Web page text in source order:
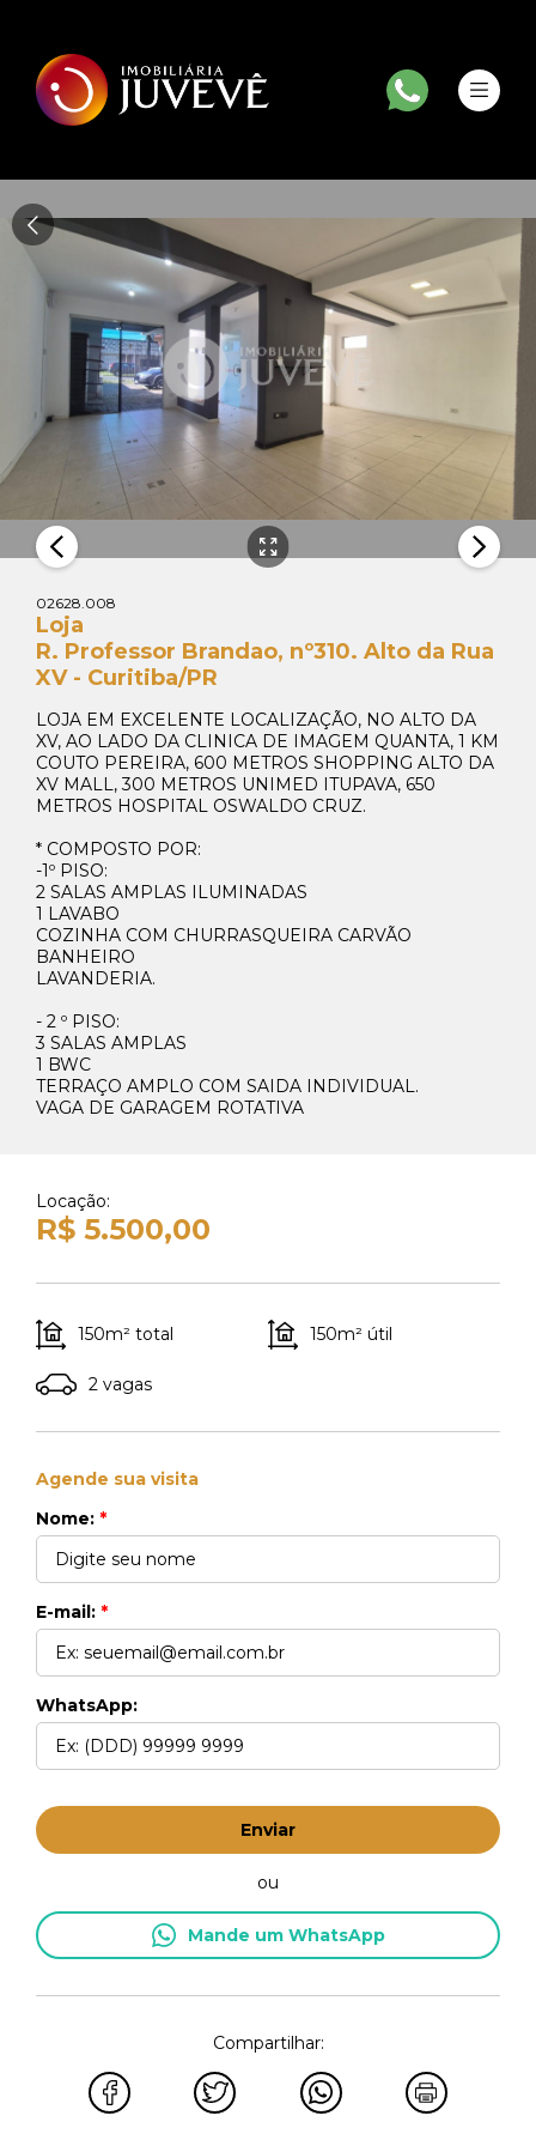
Whats Locação
41 99270-3712
02628.008
Loja
R. Professor Brandao, nº310. Alto da Rua
XV - Curitiba/PR
LOJA EM EXCELENTE LOCALIZAÇÃO, NO ALTO DA
XV, AO LADO DA CLINICA DE IMAGEM QUANTA, 1 KM
COUTO PEREIRA, 600 METROS SHOPPING ALTO DA
XV MALL, 300 METROS UNIMED ITUPAVA, 650
METROS HOSPITAL OSWALDO CRUZ.
* COMPOSTO POR:
-1º PISO:
2 SALAS AMPLAS ILUMINADAS
1 LAVABO
COZINHA COM CHURRASQUEIRA CARVÃO
BANHEIRO
LAVANDERIA.
- 2 º PISO:
3 SALAS AMPLAS
1 BWC
TERRAÇO AMPLO COM SAIDA INDIVIDUAL.
VAGA DE GARAGEM ROTATIVA
Locação:
R$ 5.500,00
150m² total 150m² útil
2 vagas
Agende sua visita
Nome: *
E-mail: *
WhatsApp:
Enviar
ou
Mande um WhatsApp
Compartilhar: